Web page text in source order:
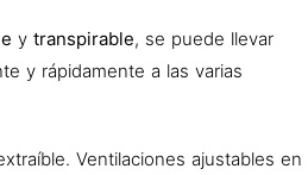
ytranspirable, se puede llevar
y rápidamente a las varias
Ventilaciones ajustables en